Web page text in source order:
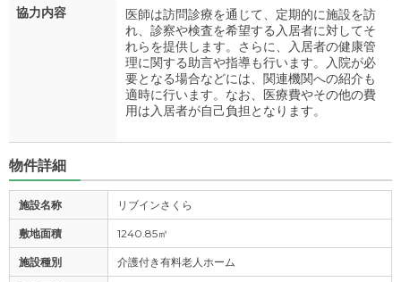
協力内容
医師は訪問診療を通じて、定期的に施設を訪
れ、診察や検査を希望する入居者に対してそ
れらを提供します。さらに、入居者の健康管
理に関する助言や指導も行います。入院が必
要となる場合などには、関連機関への紹介も
適時に行います。なお、医療費やその他の費
用は入居者が自己負担となります。
物件詳細
施設名称 リブインさくら
敷地面積 1240.85㎡
施設種別 介護付き有料老人ホーム